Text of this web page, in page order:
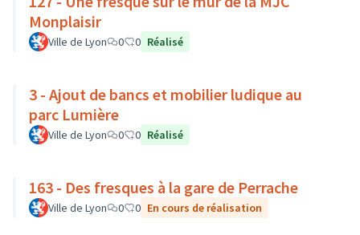
Monplaisir
Ville de Lyon 0 0 Réalisé
3 - Ajout de bancs et mobilier ludique au
parc Lumière
Ville de Lyon 0 0 Réalisé
163 - Des fresques à la gare de Perrache
Ville de Lyon 0 0 En cours de réalisation